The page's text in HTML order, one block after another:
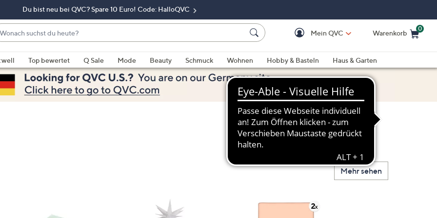
Du bist neu bei QVC? Spare 10 Euro! Code: HalloQVC
Mein QVC Warenkorb
0
Top bewertet Q Sale Mode Beauty Schmuck Wohnen Hobby & Basteln
Haus & Garten
Mehr sehen